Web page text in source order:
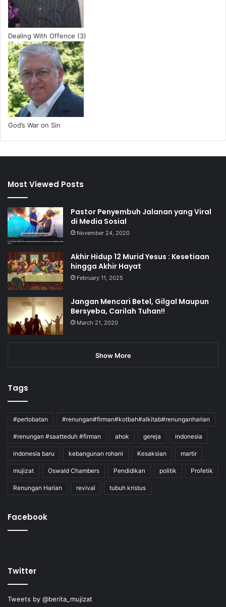
Dealing With Offence (3)
God’s War on Sin
Most Viewed Posts
Pastor Penyembuh Jalanan yang Viral
di Media Sosial
November 24, 2020
Akhir Hidup 12 Murid Yesus : Kesetiaan
hingga Akhir Hayat
February 11, 2025
Jangan Mencari Betel, Gilgal Maupun
Bersyeba, Carilah Tuhan!!
March 21, 2020
Show More
Tags
#pertobatan #renungan#firman#kotbah#alkitab#renunganharian
#renungan #saatteduh #firman ahok gereja indonesia
indonesia baru kebangunan rohani Kesaksian martir
mujizat Oswald Chambers Pendidikan politik Profetik
Renungan Harian revival tubuh kristus
Facebook
Twitter
Tweets by @berita_mujizat